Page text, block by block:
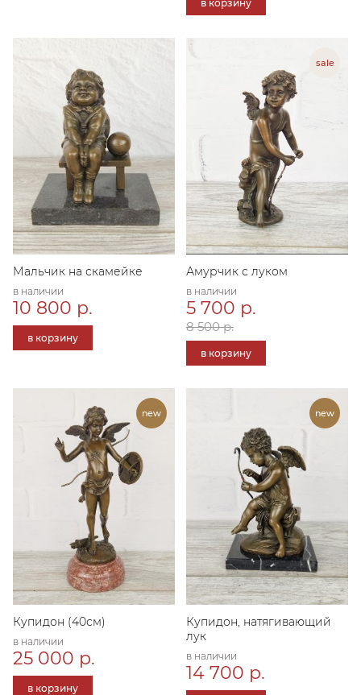
в корзину
Мальчик на скамейке
в наличии
10 800 р.
в корзину
Амурчик с луком
в наличии
5 700 р.
8 500 р.
в корзину
Купидон (40см)
в наличии
25 000 р.
в корзину
Купидон, натягивающий
лук
в наличии
14 700 р.